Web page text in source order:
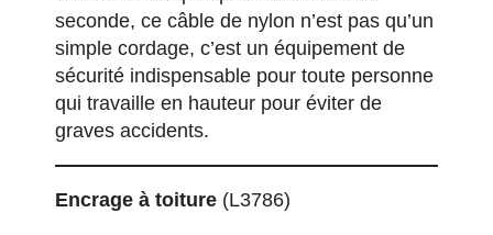
seconde, ce câble de nylon n’est pas qu’un
simple cordage, c’est un équipement de
sécurité indispensable pour toute personne
qui travaille en hauteur pour éviter de
graves accidents.
Encrage à toiture (L3786)